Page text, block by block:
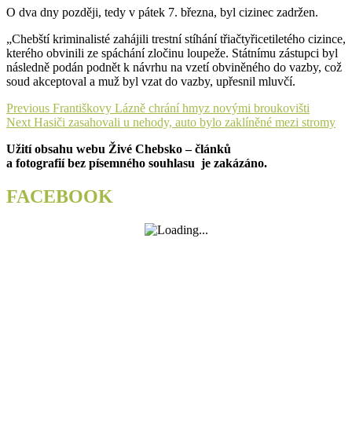
O dva dny později, tedy v pátek 7. března, byl cizinec zadržen.
„Chebští kriminalisté zahájili trestní stíhání třiačtyřicetiletého cizince,
kterého obvinili ze spáchání zločinu loupeže. Státnímu zástupci byl
následně podán podnět k návrhu na vzetí obviněného do vazby, což
soud akceptoval a muž byl vzat do vazby, upřesnil mluvčí.
Navigace
pro
příspěvek
Previous Previous
post:
Františkovy Lázně chrání hmyz novými broukovišti
Next Next
Hasiči zasahovali u nehody, auto bylo zaklíněné mezi stromy
Užití obsahu webu Živé Chebsko – článků
a fotografií bez písemného souhlasu je zakázáno.
FACEBOOK